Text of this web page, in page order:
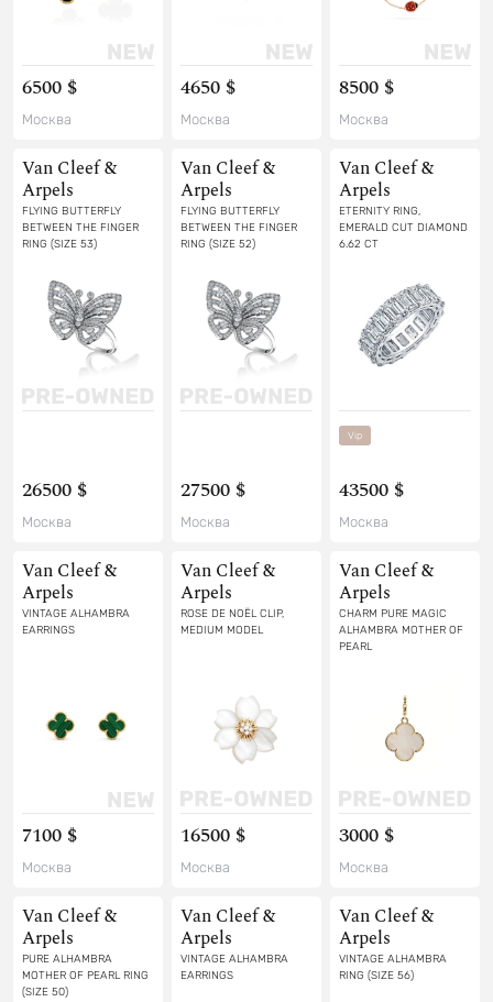
6500 $
Москва
4650 $
Москва
8500 $
Москва
Van Cleef &
Arpels
FLYING BUTTERFLY
BETWEEN THE FINGER
RING (SIZE 53)
26500 $
Москва
Van Cleef &
Arpels
FLYING BUTTERFLY
BETWEEN THE FINGER
RING (SIZE 52)
27500 $
Москва
Van Cleef &
Arpels
ETERNITY RING,
EMERALD CUT DIAMOND
6.62 CT
Vip
43500 $
Москва
Van Cleef &
Arpels
VINTAGE ALHAMBRA
EARRINGS
7100 $
Москва
Van Cleef &
Arpels
ROSE DE NOËL CLIP,
MEDIUM MODEL
16500 $
Москва
Van Cleef &
Arpels
CHARM PURE MAGIC
ALHAMBRA MOTHER OF
PEARL
3000 $
Москва
Van Cleef &
Arpels
PURE ALHAMBRA
MOTHER OF PEARL RING
(SIZE 50)
Van Cleef &
Arpels
VINTAGE ALHAMBRA
EARRINGS
Van Cleef &
Arpels
VINTAGE ALHAMBRA
RING (SIZE 56)